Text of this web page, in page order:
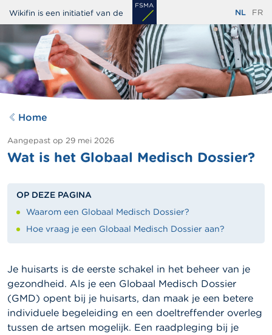
Overslaan
en
de
inhoud
gaan
Wikifin is een initiatief van de NL FR
Home
Aangepast op 29 mei 2026
Wat is het Globaal Medisch Dossier?
OP DEZE PAGINA
Waarom een Globaal Medisch Dossier?
Hoe vraag je een Globaal Medisch Dossier aan?
Je huisarts is de eerste schakel in het beheer van je
gezondheid. Als je een Globaal Medisch Dossier
(GMD) opent bij je huisarts, dan maak je een betere
individuele begeleiding en een doeltreffender overleg
tussen de artsen mogelijk. Een raadpleging bij je